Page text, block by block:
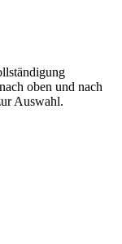
oben und nach
Auswahl.